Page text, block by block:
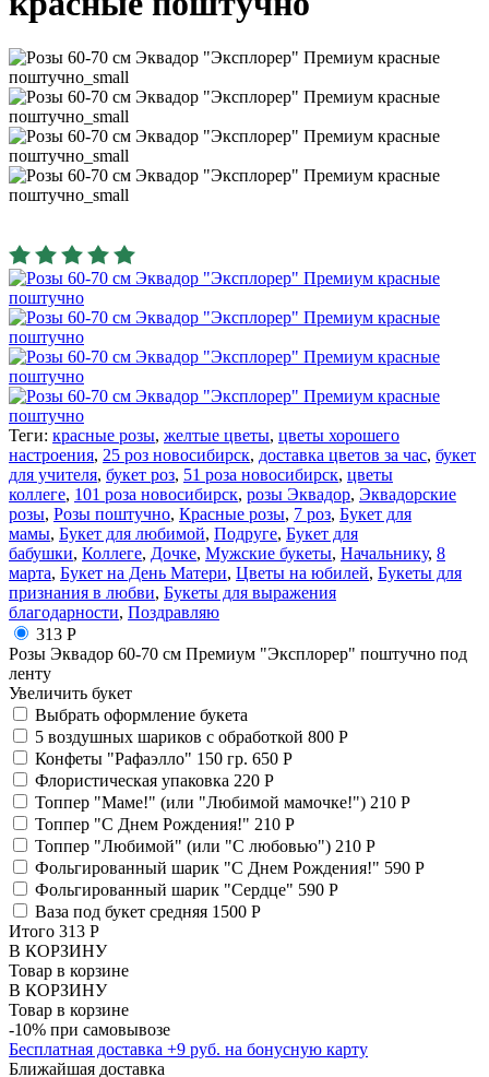
Теги: красные розы, желтые цветы, цветы хорошего
настроения, 25 роз новосибирск, доставка цветов за час, букет
для учителя, букет роз, 51 роза новосибирск, цветы
коллеге, 101 роза новосибирск, розы Эквадор, Эквадорские
розы, Розы поштучно, Красные розы, 7 роз, Букет для
мамы, Букет для любимой, Подруге, Букет для
бабушки, Коллеге, Дочке, Мужские букеты, Начальнику, 8
марта, Букет на День Матери, Цветы на юбилей, Букеты для
признания в любви, Букеты для выражения
благодарности, Поздравляю
313 Р
Розы Эквадор 60-70 см Премиум "Эксплорер" поштучно под
ленту
Увеличить букет
Выбрать оформление букета
5 воздушных шариков с обработкой 800 Р
Конфеты "Рафаэлло" 150 гр. 650 Р
Флористическая упаковка 220 Р
Топпер "Маме!" (или "Любимой мамочке!") 210 Р
Топпер "С Днем Рождения!" 210 Р
Топпер "Любимой" (или "С любовью") 210 Р
Фольгированный шарик "С Днем Рождения!" 590 Р
Фольгированный шарик "Сердце" 590 Р
Ваза под букет средняя 1500 Р
Итого 313 Р
В КОРЗИНУ
Товар в корзине
В КОРЗИНУ
Товар в корзине
-10% при самовывозе
Бесплатная доставка +9 руб. на бонусную карту
Ближайшая доставка